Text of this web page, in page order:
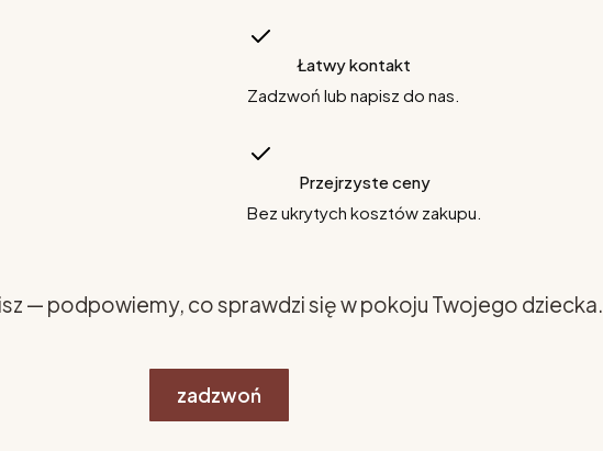
Łatwy kontakt
Zadzwoń lub napisz do nas.
Przejrzyste ceny
Bez ukrytych kosztów zakupu.
— podpowiemy, co sprawdzi się w pokoju Twojego dziecka.
zadzwoń